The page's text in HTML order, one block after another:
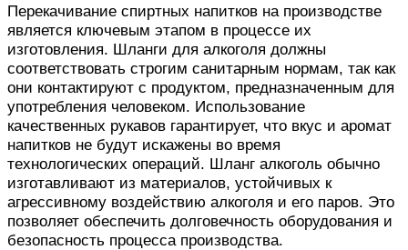
Перекачивание спиртных напитков на производстве
является ключевым этапом в процессе их
изготовления. Шланги для алкоголя должны
соответствовать строгим санитарным нормам, так как
они контактируют с продуктом, предназначенным для
употребления человеком. Использование
качественных рукавов гарантирует, что вкус и аромат
напитков не будут искажены во время
технологических операций. Шланг алкоголь обычно
изготавливают из материалов, устойчивых к
агрессивному воздействию алкоголя и его паров. Это
позволяет обеспечить долговечность оборудования и
безопасность процесса производства.